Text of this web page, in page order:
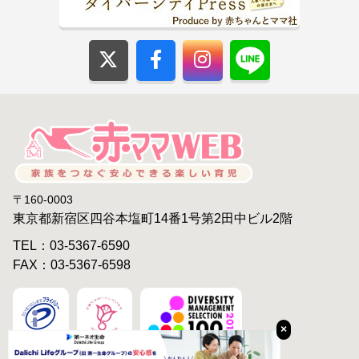
×
〒160-0003
東京都新宿区四谷本塩町14番1号第2田中ビル2階
TEL：03-5367-6590
FAX：03-5367-6598